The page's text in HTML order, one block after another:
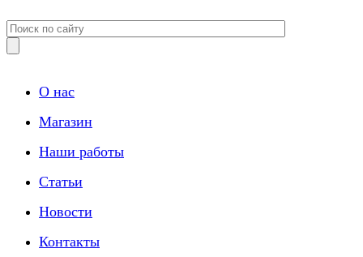
О нас
Магазин
Наши работы
Статьи
Новости
Контакты